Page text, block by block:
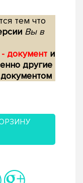
тем что
Вы в
документ и
другие